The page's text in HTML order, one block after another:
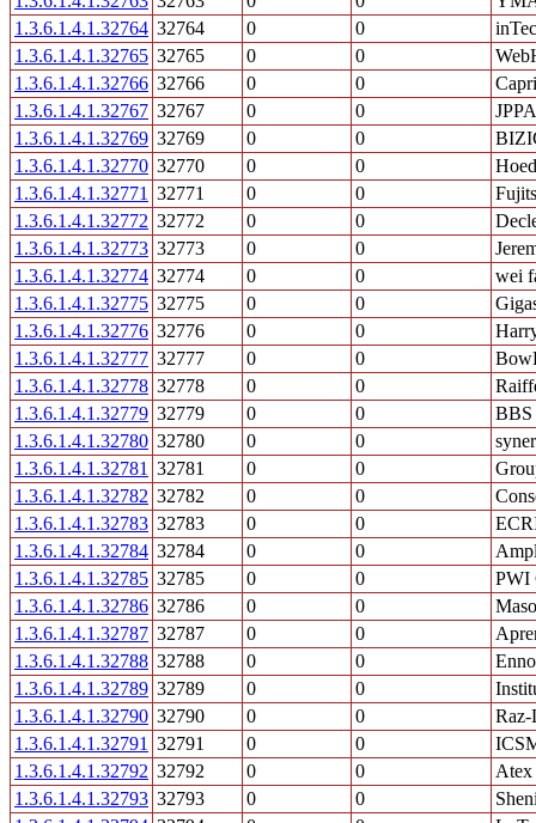
1.3.6.1.4.1.32764 32764 0 0
1.3.6.1.4.1.32765 32765 0 0
1.3.6.1.4.1.32766 32766 0 0
1.3.6.1.4.1.32767 32767 0 0
1.3.6.1.4.1.32769 32769 0 0
1.3.6.1.4.1.32770 32770 0 0
1.3.6.1.4.1.32771 32771 0 0
1.3.6.1.4.1.32772 32772 0 0
1.3.6.1.4.1.32773 32773 0 0
1.3.6.1.4.1.32774 32774 0 0
wei
1.3.6.1.4.1.32775 32775 0 0
1.3.6.1.4.1.32776 32776 0 0
1.3.6.1.4.1.32777 32777 0 0
1.3.6.1.4.1.32778 32778 0 0
1.3.6.1.4.1.32779 32779 0 0
BBS
1.3.6.1.4.1.32780 32780 0 0
1.3.6.1.4.1.32781 32781 0 0
1.3.6.1.4.1.32782 32782 0 0
1.3.6.1.4.1.32783 32783 0 0
1.3.6.1.4.1.32784 32784 0 0
1.3.6.1.4.1.32785 32785 0 0
PWI
1.3.6.1.4.1.32786 32786 0 0
1.3.6.1.4.1.32787 32787 0 0
1.3.6.1.4.1.32788 32788 0 0
1.3.6.1.4.1.32789 32789 0 0
1.3.6.1.4.1.32790 32790 0 0
Raz-
1.3.6.1.4.1.32791 32791 0 0
1.3.6.1.4.1.32792 32792 0 0
1.3.6.1.4.1.32793 32793 0 0